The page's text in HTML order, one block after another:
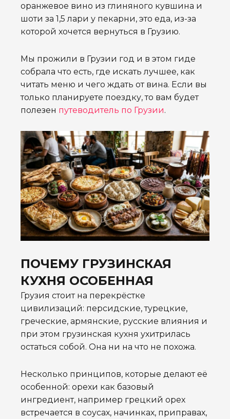
оранжевое вино из глиняного кувшина и
шоти за 1,5 лари у пекарни, это еда, из-за
которой хочется вернуться в Грузию.
Мы прожили в Грузии год и в этом гиде
собрала что есть, где искать лучшее, как
читать меню и чего ждать от вина. Если вы
только планируете поездку, то вам будет
полезен путеводитель по Грузии.
ПОЧЕМУ ГРУЗИНСКАЯ
КУХНЯ ОСОБЕННАЯ
Грузия стоит на перекрёстке
цивилизаций: персидские, турецкие,
греческие, армянские, русские влияния и
при этом грузинская кухня ухитрилась
остаться собой. Она ни на что не похожа.
Несколько принципов, которые делают её
особенной: орехи как базовый
ингредиент, например грецкий орех
встречается в соусах, начинках, приправах,